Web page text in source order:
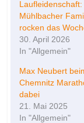
Mühlbacher
rocken das
30. April 2026
In "Allgemein"
Max Neubert
Chemnitz
dabei
21. Mai 2025
In "Allgemein"